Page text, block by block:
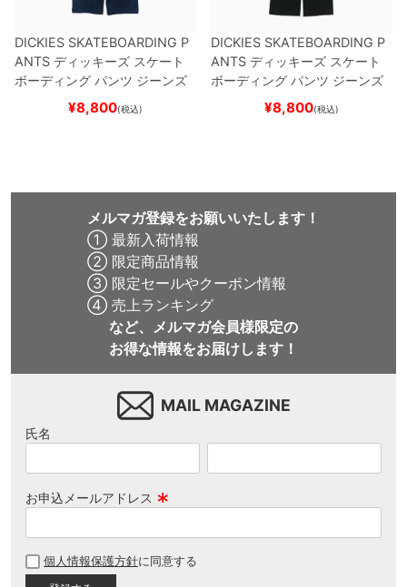
DICKIES SKATEBOARDING P
ANTS ディッキーズ スケート
ボーディング パンツ ジーンズ
SLIM FIT 30 LENGTH
スケートボード スケボ
¥8,800(税込)
DICKIES SKATEBOARDING P
ANTS ディッキーズ スケート
ボーディング パンツ ジーンズ
SLIM FIT 30 LENGTH
スケートボード スケボー
¥8,800(税込)
メルマガ登録をお願いいたします！
① 最新入荷情報
② 限定商品情報
③ 限定セールやクーポン情報
④ 売上ランキング
など、メルマガ会員様限定の
お得な情報をお届けします！
MAIL MAGAZINE
氏名
お申込メールアドレス
須
個人情報保護方針に同意する